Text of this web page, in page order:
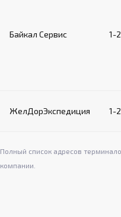
Байкал Сервис 1-
ЖелДорЭкспедиция 1-
Полный список адресов
компании.